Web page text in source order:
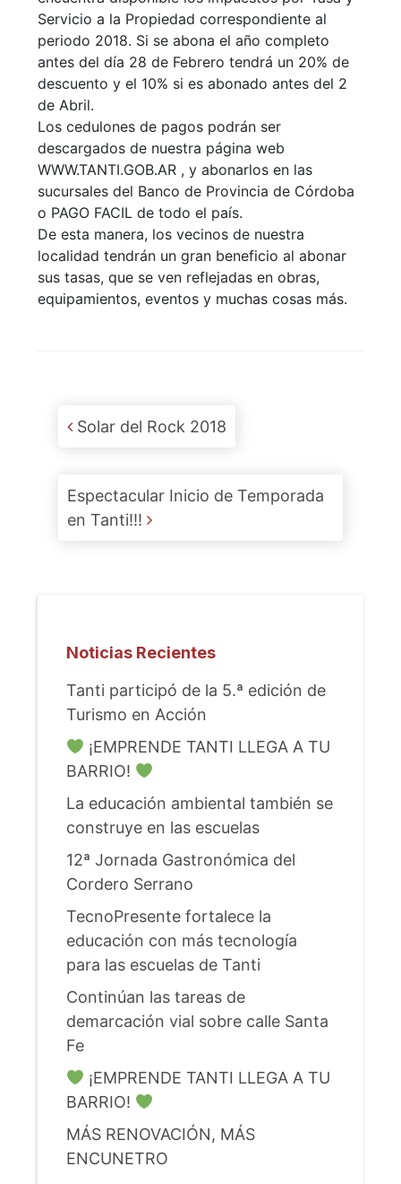
Servicio a la Propiedad correspondiente al
periodo 2018. Si se abona el año completo
antes del día 28 de Febrero tendrá un 20% de
descuento y el 10% si es abonado antes del 2
de Abril.
Los cedulones de pagos podrán ser
descargados de nuestra página web
WWW.TANTI.GOB.AR , y abonarlos en las
sucursales del Banco de Provincia de Córdoba
o PAGO FACIL de todo el país.
De esta manera, los vecinos de nuestra
localidad tendrán un gran beneficio al abonar
sus tasas, que se ven reflejadas en obras,
equipamientos, eventos y muchas cosas más.
Post navigation
Solar del Rock 2018
Espectacular Inicio de Temporada
en Tanti!!!
Noticias Recientes
Tanti participó de la 5.ª edición de
Turismo en Acción
¡EMPRENDE TANTI LLEGA A TU
BARRIO!
La educación ambiental también se
construye en las escuelas
12ª Jornada Gastronómica del
Cordero Serrano
TecnoPresente fortalece la
educación con más tecnología
para las escuelas de Tanti
Continúan las tareas de
demarcación vial sobre calle Santa
Fe
¡EMPRENDE TANTI LLEGA A TU
BARRIO!
MÁS RENOVACIÓN, MÁS
ENCUNETRO